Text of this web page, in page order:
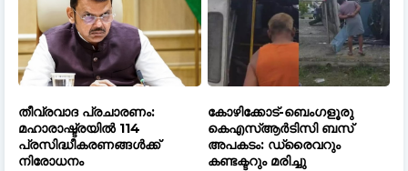
തീവ്രവാദ പ്രചാരണം:
മഹാരാഷ്ട്രയില്‍ 114
പ്രസിദ്ധീകരണങ്ങള്‍ക്ക്
നിരോധനം
കോഴിക്കോട്-ബെംഗളൂരു
കെഎസ്ആർടിസി ബസ്
അപകടം: ഡ്രൈവറും
കണ്ടക്ടറും മരിച്ചു